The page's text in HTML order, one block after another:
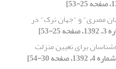
مصری" و "جهان ترک" در
برای تعیین منزلت